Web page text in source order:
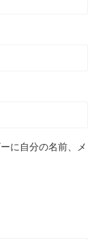
に自分の名前、メ